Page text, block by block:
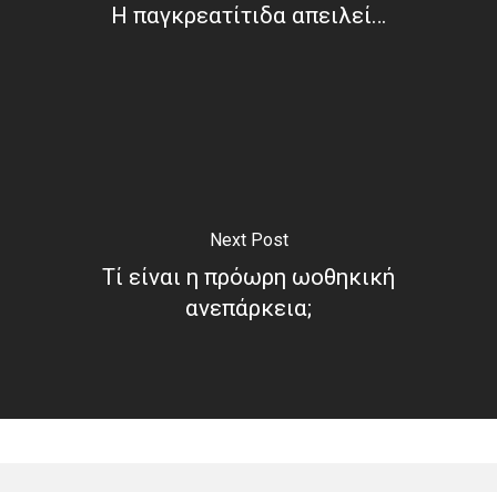
Η παγκρεατίτιδα απειλεί…
Next Post
Τί είναι η πρόωρη ωοθηκική
ανεπάρκεια;